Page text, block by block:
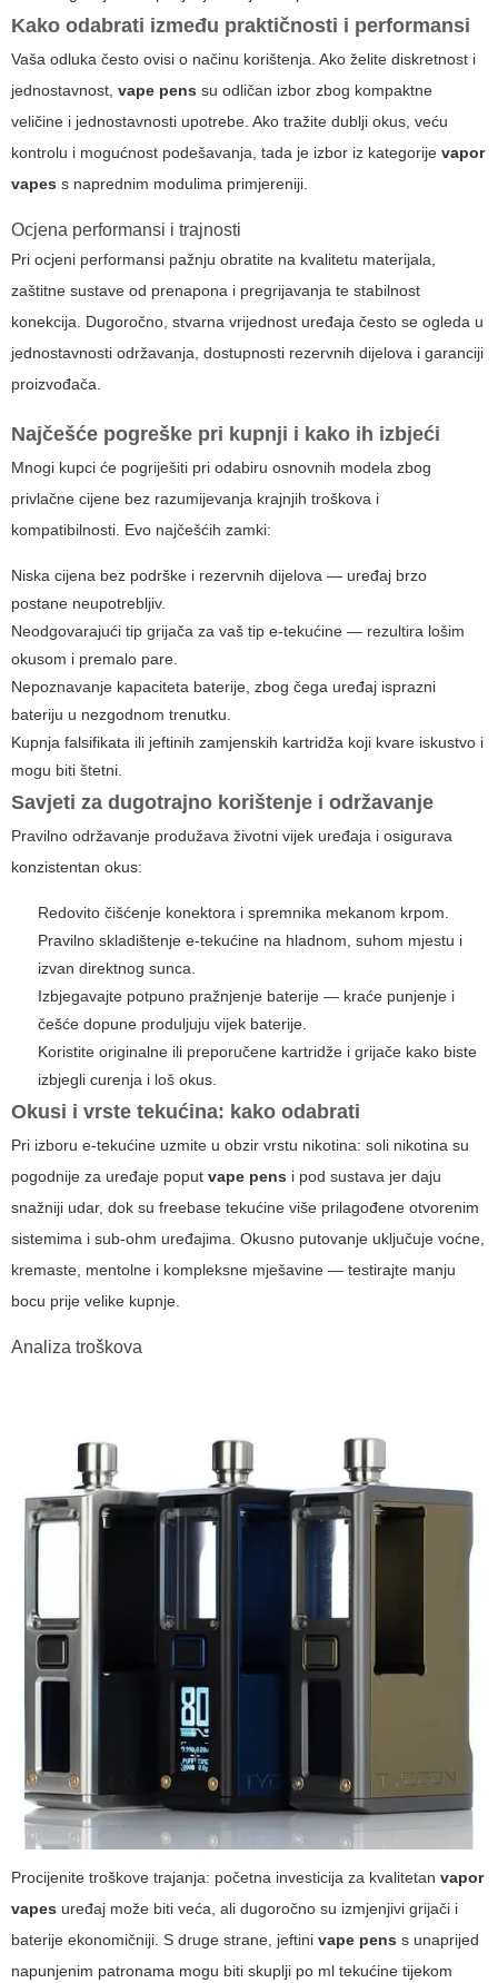
Kako odabrati između praktičnosti i performansi
Vaša odluka često ovisi o načinu korištenja. Ako želite diskretnost i
jednostavnost, vape pens su odličan izbor zbog kompaktne
veličine i jednostavnosti upotrebe. Ako tražite dublji okus, veću
kontrolu i mogućnost podešavanja, tada je izbor iz kategorije vapor
vapes s naprednim modulima primjereniji.
Ocjena performansi i trajnosti
Pri ocjeni performansi pažnju obratite na kvalitetu materijala,
zaštitne sustave od prenapona i pregrijavanja te stabilnost
konekcija. Dugoročno, stvarna vrijednost uređaja često se ogleda u
jednostavnosti održavanja, dostupnosti rezervnih dijelova i garanciji
proizvođača.
Najčešće pogreške pri kupnji i kako ih izbjeći
Mnogi kupci će pogriješiti pri odabiru osnovnih modela zbog
privlačne cijene bez razumijevanja krajnjih troškova i
kompatibilnosti. Evo najčešćih zamki:
Niska cijena bez podrške i rezervnih dijelova — uređaj brzo
postane neupotrebljiv.
Neodgovarajući tip grijača za vaš tip e-tekućine — rezultira lošim
okusom i premalo pare.
Nepoznavanje kapaciteta baterije, zbog čega uređaj isprazni
bateriju u nezgodnom trenutku.
Kupnja falsifikata ili jeftinih zamjenskih kartridža koji kvare iskustvo i
mogu biti štetni.
Savjeti za dugotrajno korištenje i održavanje
Pravilno održavanje produžava životni vijek uređaja i osigurava
konzistentan okus:
Redovito čišćenje konektora i spremnika mekanom krpom.
Pravilno skladištenje e-tekućine na hladnom, suhom mjestu i
izvan direktnog sunca.
Izbjegavajte potpuno pražnjenje baterije — kraće punjenje i
češće dopune produljuju vijek baterije.
Koristite originalne ili preporučene kartridže i grijače kako biste
izbjegli curenja i loš okus.
Okusi i vrste tekućina: kako odabrati
Pri izboru e-tekućine uzmite u obzir vrstu nikotina: soli nikotina su
pogodnije za uređaje poput vape pens i pod sustava jer daju
snažniji udar, dok su freebase tekućine više prilagođene otvorenim
sistemima i sub-ohm uređajima. Okusno putovanje uključuje voćne,
kremaste, mentolne i kompleksne mješavine — testirajte manju
bocu prije velike kupnje.
Analiza troškova
Procijenite troškove trajanja: početna investicija za kvalitetan vapor
vapes uređaj može biti veća, ali dugoročno su izmjenjivi grijači i
baterije ekonomičniji. S druge strane, jeftini vape pens s unaprijed
napunjenim patronama mogu biti skuplji po ml tekućine tijekom